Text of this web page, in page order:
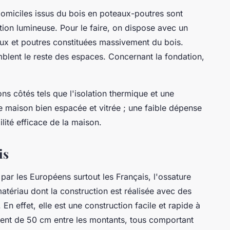
issus du bois en poteaux-poutres sont
lumineuse. Pour le faire, on dispose avec un
et poutres constituées massivement du bois.
le reste des espaces. Concernant la fondation,
côtés tels que l'isolation thermique et une
bien espacée et vitrée ; une faible dépense
efficace de la maison.
les Européens surtout les Français, l'ossature
dont la construction est réalisée avec des
effet, elle est une construction facile et rapide à
de 50 cm entre les montants, tous comportant